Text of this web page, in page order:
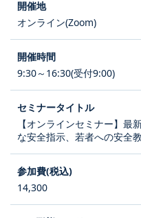
オンライン(Zoom)
9:30～16:30(受付9:00)
【オンラインセミナー】最
な安全指示、若者への安全
14,300